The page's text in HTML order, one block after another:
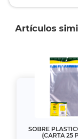
Artículos
SOBRE